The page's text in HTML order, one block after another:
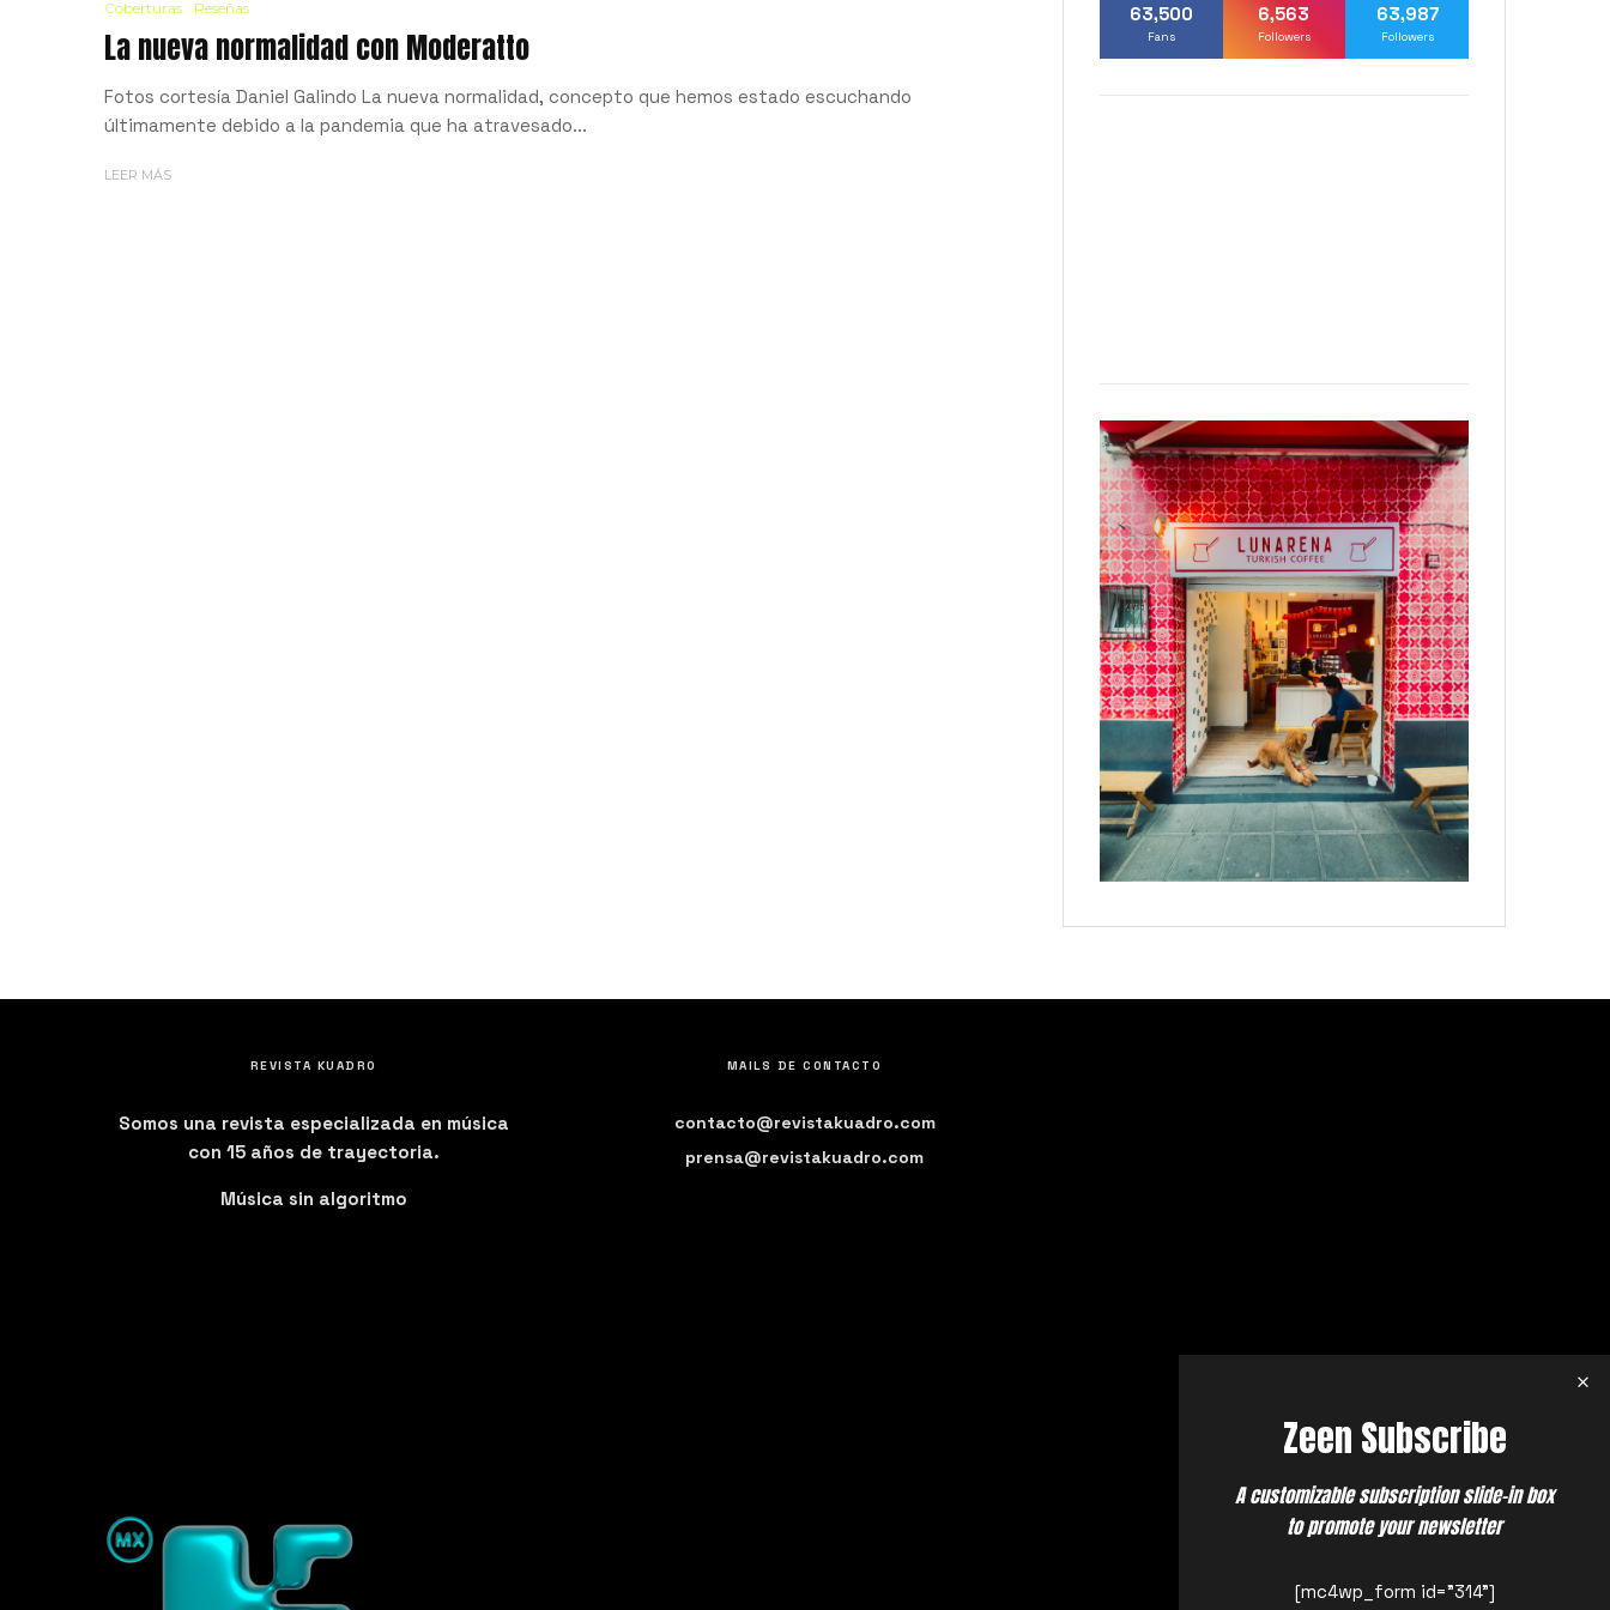
Coberturas Reseñas
La nueva normalidad con Moderatto
Fotos cortesía Daniel Galindo La nueva normalidad, concepto que hemos estado escuchando
últimamente debido a la pandemia que ha atravesado...
LEER MÁS
63,500
Fans
6,563
Followers
63,987
Followers
REVISTA KUADRO
Somos una revista especializada en música
con 15 años de trayectoria.
Música sin algoritmo
MAILS DE CONTACTO
contacto@revistakuadro.com
prensa@revistakuadro.com
Zeen Subscribe
A customizable subscription slide-in box
to promote your newsletter
[mc4wp_form id="314"]